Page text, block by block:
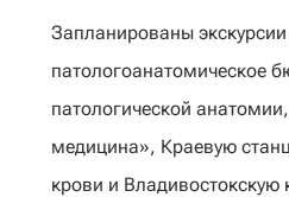
Запланированы
патологоанатомическое
патологической
медицина», Краевую
крови и Владивостокскую